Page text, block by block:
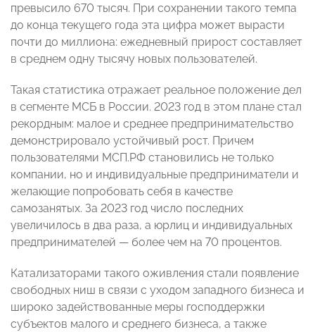
превысило 670 тысяч. При сохранении такого темпа
до конца текущего года эта цифра может вырасти
почти до миллиона: ежедневный прирост составляет
в среднем одну тысячу новых пользователей.
Такая статистика отражает реальное положение дел
в сегменте МСБ в России. 2023 год в этом плане стал
рекордным: малое и среднее предпринимательство
демонстрировало устойчивый рост. Причем
пользователями МСП.РФ становились не только
компании, но и индивидуальные предприниматели и
желающие попробовать себя в качестве
самозанятых. За 2023 год число последних
увеличилось в два раза, а юрлиц и индивидуальных
предпринимателей — более чем на 70 процентов.
Катализаторами такого оживления стали появление
свободных ниш в связи с уходом западного бизнеса и
широко задействованные меры господдержки
субъектов малого и среднего бизнеса, а также